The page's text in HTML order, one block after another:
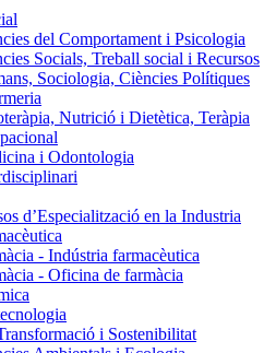
del Comportament i Psicologia
Socials, Treball social i Recursos
Sociologia, Ciències Polítiques
Nutrició i Dietètica, Teràpia
i Odontologia
d’Especialització en la Industria
- Indústria farmacèutica
- Oficina de farmàcia
i Sostenibilitat